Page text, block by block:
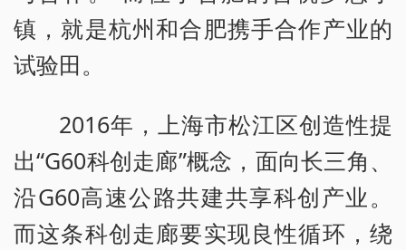
镇，就是杭州和合肥携手合作产业的
试验田。
2016年，上海市松江区创造性提
出“G60科创走廊”概念，面向长三角、
沿G60高速公路共建共享科创产业。
而这条科创走廊要实现良性循环，绕